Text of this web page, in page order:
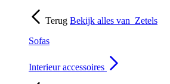
Terug Bekijk alles van Zetels
Sofas
Interieur accessoires